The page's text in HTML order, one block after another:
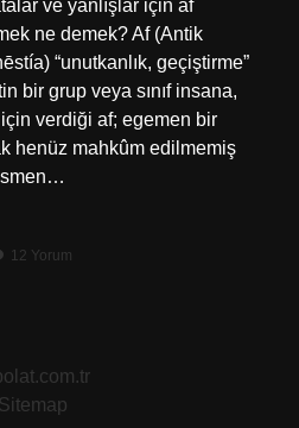
ve yanlışlar için af
ne demek? Af (Antik
“unutkanlık, geçiştirme”
bir grup veya sınıf insana,
verdiği af; egemen bir
henüz mahkûm edilmemiş
12 Yorum
Sitemap